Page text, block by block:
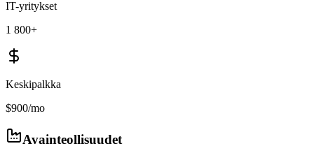
IT-yritykset
1 800+
Keskipalkka
$900/mo
Avainteollisuudet